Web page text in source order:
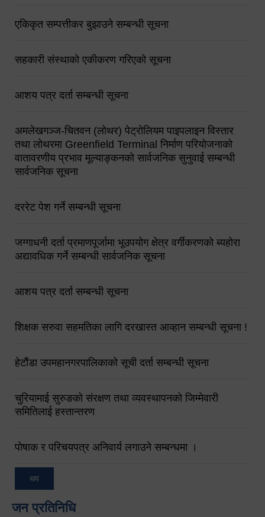
एकिकृत सम्पत्तीकर बुझाउने सम्बन्धी सूचना
सहकारी संस्थाको एकीकरण गरिएको सूचना
आशय पत्र दर्ता सम्बन्धी सूचना
अमलेखगञ्ज-चितवन (लोथर) पेट्रोलियम पाइपलाइन विस्तार
तथा लोथरमा Greenfield Terminal निर्माण परियोजनाको
वातावरणीय प्रभाव मूल्याङ्कनको सार्वजनिक सुनुवाई सम्बन्धी
सार्वजनिक सूचना
दररेट पेश गर्ने सम्बन्धी सूचना
जग्गाधनी दर्ता प्रमाणपूर्जामा भूउपयोग क्षेत्र वर्गीकरणको ब्यहोरा
अद्यावधिक गर्ने सम्बन्धी सार्वजनिक सूचना
आशय पत्र दर्ता सम्बन्धी सूचना
शिक्षक सरुवा सहमतिका लागि दरखास्त आव्हान सम्बन्धी सूचना !
हेटौंडा उपमहानगरपालिकाको सूची दर्ता सम्बन्धी सूचना
चुरियामाई सुरुङको संरक्षण तथा व्यवस्थापनको जिम्मेवारी
समितिलाई हस्तान्तरण
पोषाक र परिचयपत्र अनिवार्य लगाउने सम्बन्धमा ।
थप
जन प्रतिनिधि